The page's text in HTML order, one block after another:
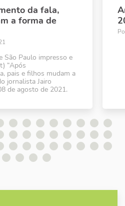
da fala,
a forma de
São Paulo impresso e
“Após
pais e filhos mudam a
jornalista Jairo
de agosto de 2021.